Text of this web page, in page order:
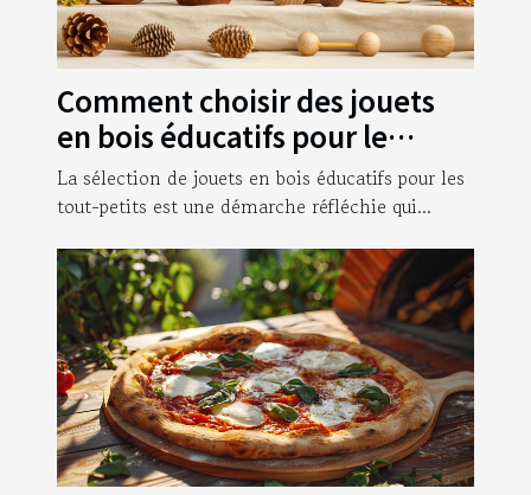
Comment choisir des jouets
en bois éducatifs pour le
développement des tout-
petits
La sélection de jouets en bois éducatifs pour les
tout-petits est une démarche réfléchie qui...